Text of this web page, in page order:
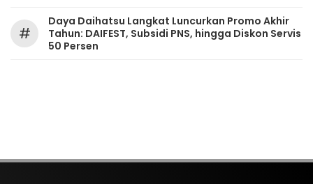
#
Daya Daihatsu Langkat Luncurkan Promo Akhir
Tahun: DAIFEST, Subsidi PNS, hingga Diskon Servis
50 Persen